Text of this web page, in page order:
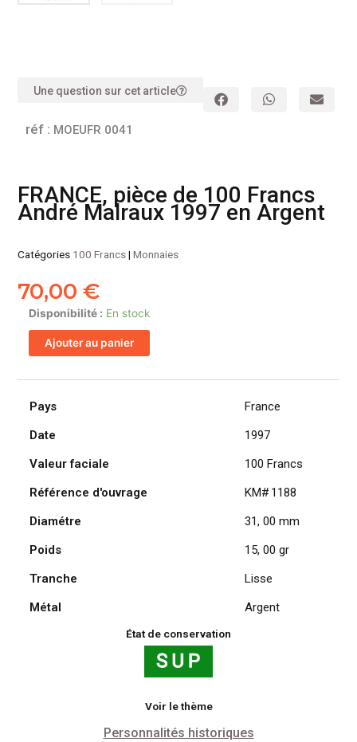
Une question sur cet article
réf : MOEUFR 0041
FRANCE, pièce de 100 Francs
André Malraux 1997 en Argent
Catégories 100 Francs|Monnaies
70,00€
Disponibilité : En stock
quantité
de
FRANCE,
de
100
André
1997
Ajouter au panier
Pays
France
Date
1997
Valeur faciale
100 Francs
Référence d'ouvrage
KM# 1188
Diamétre
31, 00 mm
Poids
15, 00 gr
Tranche
Lisse
Métal
Argent
État de conservation
Voir le thème
Personnalités historiques